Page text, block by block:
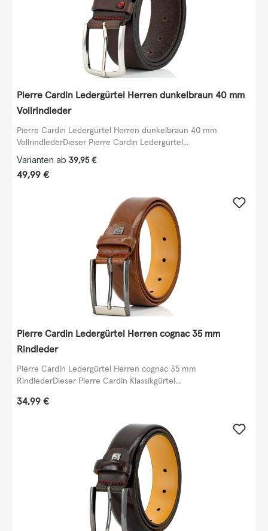
Pierre Cardin Ledergürtel Herren dunkelbraun 40 mm
Vollrindleder
Pierre Cardin Ledergürtel Herren dunkelbraun 40 mm
VollrindlederDieser Pierre Cardin Ledergürtel...
Varianten ab 39,95 €
Regulärer Preis:
49,99 €
Pierre Cardin Ledergürtel Herren cognac 35 mm
Rindleder
Pierre Cardin Ledergürtel Herren cognac 35 mm
RindlederDieser Pierre Cardin Klassikgürtel...
Regulärer Preis:
34,99 €